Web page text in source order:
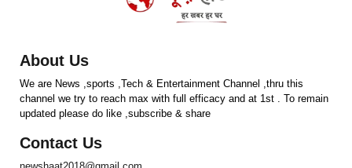
About Us
We are News ,sports ,Tech & Entertainment Channel ,thru this
channel we try to reach max with full efficacy and at 1st . To remain
updated please do like ,subscribe & share
Contact Us